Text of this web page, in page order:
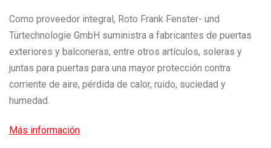
Como proveedor integral, Roto Frank Fenster- und
Türtechnologie GmbH suministra a fabricantes de puertas
exteriores y balconeras, entre otros artículos, soleras y
juntas para puertas para una mayor protección contra
corriente de aire, pérdida de calor, ruido, suciedad y
humedad.
Más información